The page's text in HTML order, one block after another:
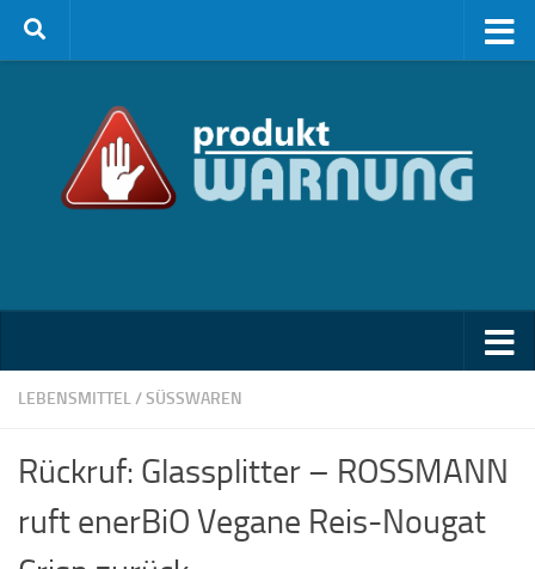
Zum Inhalt springen
LEBENSMITTEL/SÜSSWAREN
Rückruf: Glassplitter – ROSSMANN
ruft enerBiO Vegane Reis-Nougat